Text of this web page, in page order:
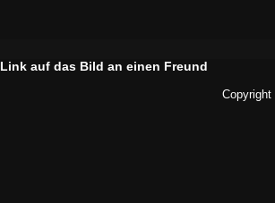
auf das Bild an einen Freund